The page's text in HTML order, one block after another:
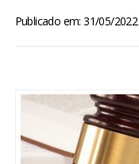
MUNDO
ENTRETENIMENTO
ENQUETE
Publicado em: 31/05/2022